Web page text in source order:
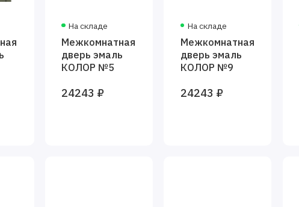
На складе
Межкомнатная
дверь эмаль
КОЛОР №5
24243 ₽
На складе
Межкомнатная
дверь эмаль
КОЛОР №9
24243 ₽